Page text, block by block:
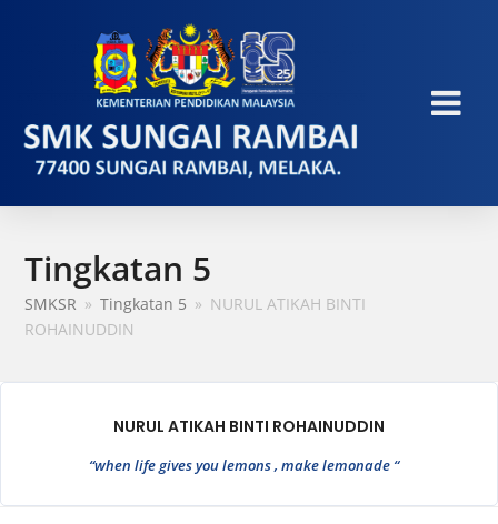
Tingkatan 5
SMKSR » Tingkatan 5 » NURUL ATIKAH BINTI
ROHAINUDDIN
NURUL ATIKAH BINTI ROHAINUDDIN
“when life gives you lemons , make lemonade “